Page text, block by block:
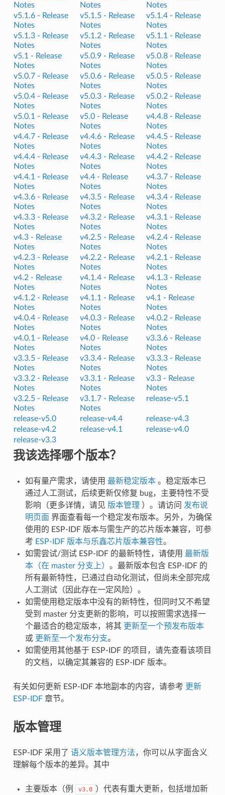
Notes
Notes
Notes
v5.1.6 - Release
Notes
v5.1.5 - Release
Notes
v5.1.4 - Release
Notes
v5.1.3 - Release
Notes
v5.1.2 - Release
Notes
v5.1.1 - Release
Notes
v5.1 - Release
Notes
v5.0.9 - Release
Notes
v5.0.8 - Release
Notes
v5.0.7 - Release
Notes
v5.0.6 - Release
Notes
v5.0.5 - Release
Notes
v5.0.4 - Release
Notes
v5.0.3 - Release
Notes
v5.0.2 - Release
Notes
v5.0.1 - Release
Notes
v5.0 - Release
Notes
v4.4.8 - Release
Notes
v4.4.7 - Release
Notes
v4.4.6 - Release
Notes
v4.4.5 - Release
Notes
v4.4.4 - Release
Notes
v4.4.3 - Release
Notes
v4.4.2 - Release
Notes
v4.4.1 - Release
Notes
v4.4 - Release
Notes
v4.3.7 - Release
Notes
v4.3.6 - Release
Notes
v4.3.5 - Release
Notes
v4.3.4 - Release
Notes
v4.3.3 - Release
Notes
v4.3.2 - Release
Notes
v4.3.1 - Release
Notes
v4.3 - Release
Notes
v4.2.5 - Release
Notes
v4.2.4 - Release
Notes
v4.2.3 - Release
Notes
v4.2.2 - Release
Notes
v4.2.1 - Release
Notes
v4.2 - Release
Notes
v4.1.4 - Release
Notes
v4.1.3 - Release
Notes
v4.1.2 - Release
Notes
v4.1.1 - Release
Notes
v4.1 - Release
Notes
v4.0.4 - Release
Notes
v4.0.3 - Release
Notes
v4.0.2 - Release
Notes
v4.0.1 - Release
Notes
v4.0 - Release
Notes
v3.3.6 - Release
Notes
v3.3.5 - Release
Notes
v3.3.4 - Release
Notes
v3.3.3 - Release
Notes
v3.3.2 - Release
Notes
v3.3.1 - Release
Notes
v3.3 - Release
Notes
v3.2.5 - Release
Notes
v3.1.7 - Release
Notes
release-v5.1
release-v5.0 release-v4.4
release-v4.3
release-v4.2
release-v4.1
release-v4.0
release-v3.3
我该选择哪个版本？
如有量产需求，请使用 最新稳定版本。稳定版本已
通过人工测试，后续更新仅修复 bug，主要特性不受
影响（更多详情，请见 版本管理 ）。请访问 发布说
明页面 界面查看每一个稳定发布版本。另外，为确保
使用的 ESP-IDF 版本与需生产的芯片版本兼容，可参
考 ESP-IDF 版本与乐鑫芯片版本兼容性。
如需尝试/测试 ESP-IDF 的最新特性，请使用 最新版
本（在 master 分支上） 。最新版本包含 ESP-IDF 的
所有最新特性，已通过自动化测试，但尚未全部完成
人工测试（因此存在一定风险）。
如需使用稳定版本中没有的新特性，但同时又不希望
受到 master 分支更新的影响，可以按照需求选择一
个最适合的稳定版本，将其 更新至一个预发布版本
或 更新至一个发布分支。
如需使用其他基于 ESP-IDF 的项目，请先查看该项目
的文档，以确定其兼容的 ESP-IDF 版本。
有关如何更新 ESP-IDF 本地副本的内容，请参考 更新
ESP-IDF章节。
版本管理
ESP-IDF 采用了 语义版本管理方法，你可以从字面含义
理解每个版本的差异。其中
主要版本（例 v3.0 ）代表有重大更新，包括增加新